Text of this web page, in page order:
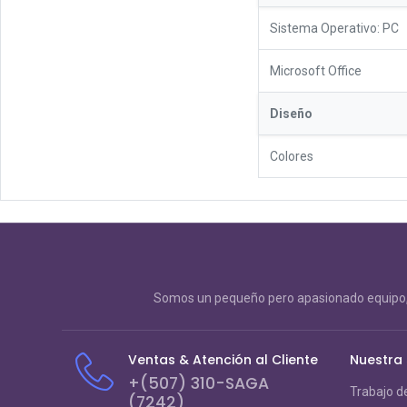
Sistema Operativo: PC
Microsoft Office
Diseño
Colores
Somos un pequeño pero apasionado
Ventas & Atención al Cliente
+(507) 310-SAGA
(7242)
Trabajo